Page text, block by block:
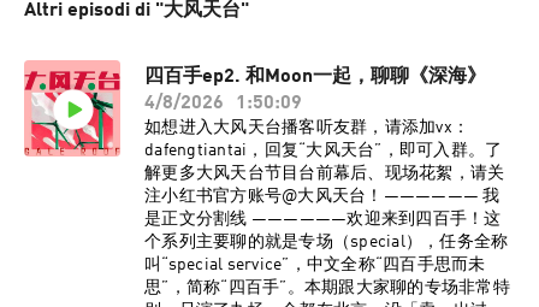
Altri episodi di "大风天台"
四百手ep2. 和Moon一起，聊聊《深海》
4/8/2026
1:50:09
如想进入大风天台播客听友群，请添加vx：
dafengtiantai，回复“大风天台”，即可入群。了
解更多大风天台节目台前幕后、现场花絮，请关
注小红书官方账号@大风天台！—————— 我
是正文分割线 ——————欢迎来到四百手！这
个系列主要聊的就是专场（special），任务全称
叫“special service”，中文全称“四百手思而未
思”，简称“四百手”。本期跟大家聊的专场非常特